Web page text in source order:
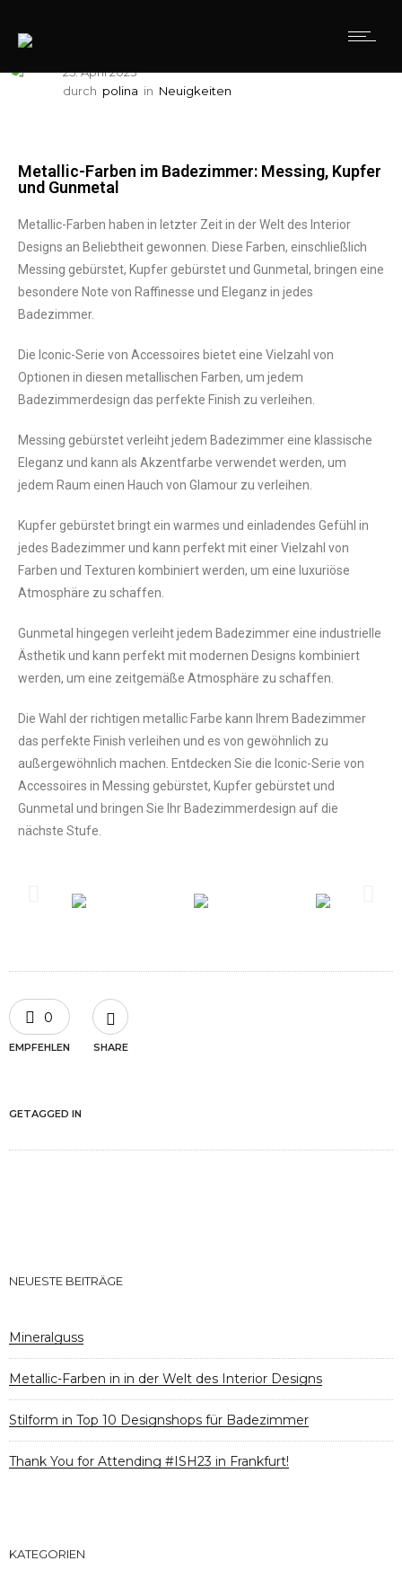
25. April 2023
durch polina in Neuigkeiten
Metallic-Farben im Badezimmer: Messing, Kupfer
und Gunmetal
Metallic-Farben haben in letzter Zeit in der Welt des Interior
Designs an Beliebtheit gewonnen. Diese Farben, einschließlich
Messing gebürstet, Kupfer gebürstet und Gunmetal, bringen eine
besondere Note von Raffinesse und Eleganz in jedes
Badezimmer.
Die Iconic-Serie von Accessoires bietet eine Vielzahl von
Optionen in diesen metallischen Farben, um jedem
Badezimmerdesign das perfekte Finish zu verleihen.
Messing gebürstet verleiht jedem Badezimmer eine klassische
Eleganz und kann als Akzentfarbe verwendet werden, um
jedem Raum einen Hauch von Glamour zu verleihen.
Kupfer gebürstet bringt ein warmes und einladendes Gefühl in
jedes Badezimmer und kann perfekt mit einer Vielzahl von
Farben und Texturen kombiniert werden, um eine luxuriöse
Atmosphäre zu schaffen.
Gunmetal hingegen verleiht jedem Badezimmer eine industrielle
Ästhetik und kann perfekt mit modernen Designs kombiniert
werden, um eine zeitgemäße Atmosphäre zu schaffen.
Die Wahl der richtigen metallic Farbe kann Ihrem Badezimmer
das perfekte Finish verleihen und es von gewöhnlich zu
außergewöhnlich machen. Entdecken Sie die Iconic-Serie von
Accessoires in Messing gebürstet, Kupfer gebürstet und
Gunmetal und bringen Sie Ihr Badezimmerdesign auf die
nächste Stufe.
0
EMPFEHLEN SHARE
GETAGGED IN
NEUESTE BEITRÄGE
Mineralguss
Metallic-Farben in in der Welt des Interior Designs
Stilform in Top 10 Designshops für Badezimmer
Thank You for Attending #ISH23 in Frankfurt!
KATEGORIEN